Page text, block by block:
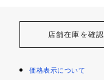
店舗在庫を確認
価格表示について